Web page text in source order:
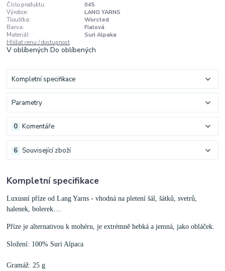
Číslo produktu:
045
Výrobce:
LANG YARNS
Tloušťka:
Worsted
Barva:
Fialová
Materiál:
Suri Alpaka
Hlídat cenu / dostupnost
V oblíbenýchDo oblíbených
Kompletní specifikace
Parametry
Komentáře
0
Související zboží
6
Kompletní specifikace
Luxusní příze od Lang Yarns - vhodná na pletení šál, šátků, svetrů,
halenek, bolerek....
Příze je alternativou k mohéru, je extrémně hebká a jemná, jako obláček.
Složení: 100% Suri Alpaca
Gramáž: 25 g